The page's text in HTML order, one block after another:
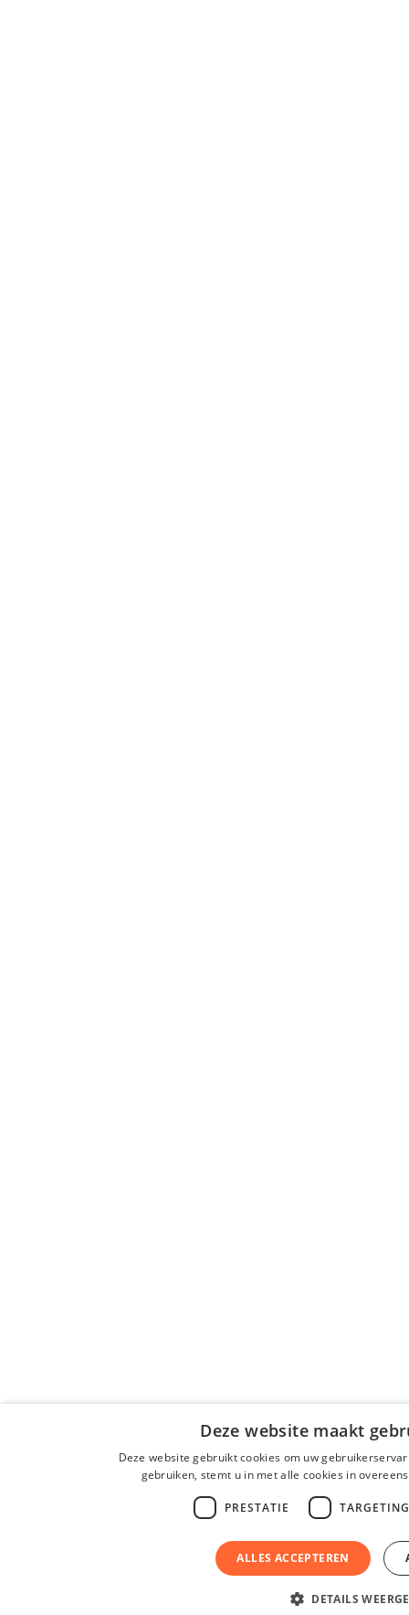
Deze website maakt
Deze website gebruikt cookies om uw
gebruiken, stemt u in met alle cookies in
PRESTATIE TARGETING
ALLES ACCEPTEREN
DETAILS